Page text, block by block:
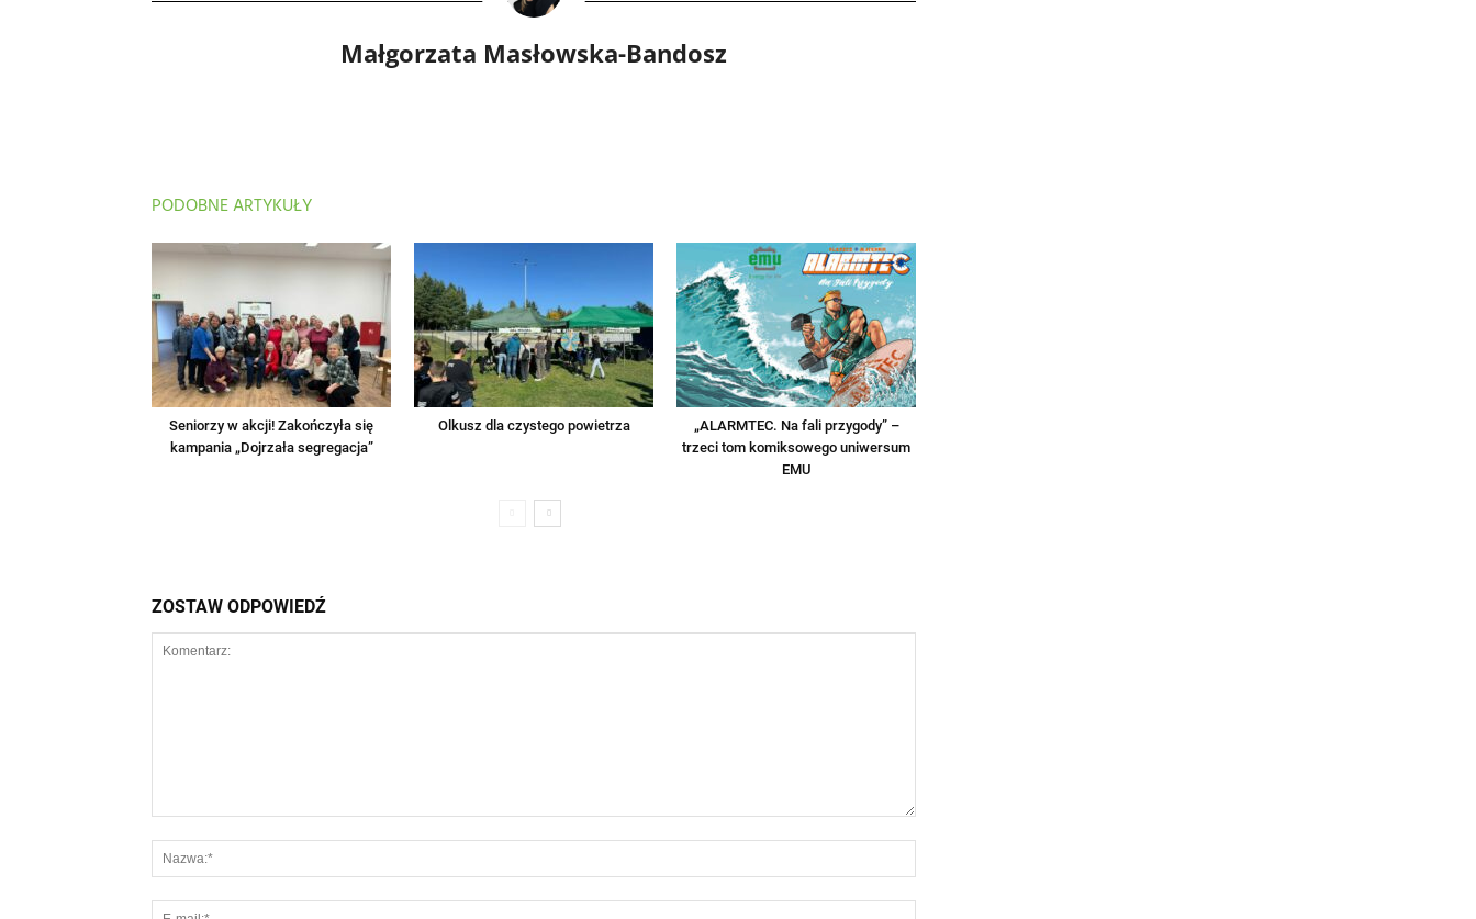
Małgorzata Masłowska-Bandosz
PODOBNE ARTYKUŁY
Seniorzy w akcji! Zakończyła się
kampania „Dojrzała segregacja”
Olkusz dla czystego powietrza
„ALARMTEC. Na fali przygody” –
trzeci tom komiksowego uniwersum
EMU
ZOSTAW ODPOWIEDŹ